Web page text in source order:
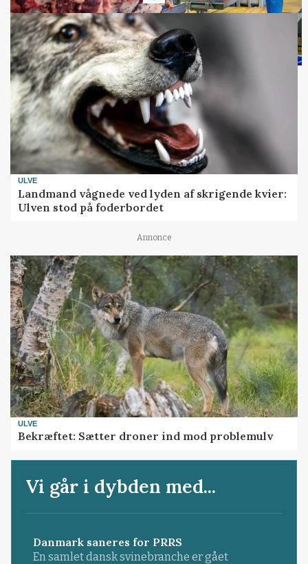
ULVE
Landmand vågnede ved lyden af skrigende kvier:
Ulven stod på foderbordet
Annonce
ULVE
Bekræftet: Sætter droner ind mod problemulv
Vi går i dybden med...
Danmark saneres for PRRS
En samlet dansk svinebranche er gået